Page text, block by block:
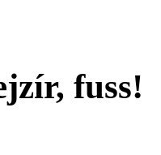
fuss!